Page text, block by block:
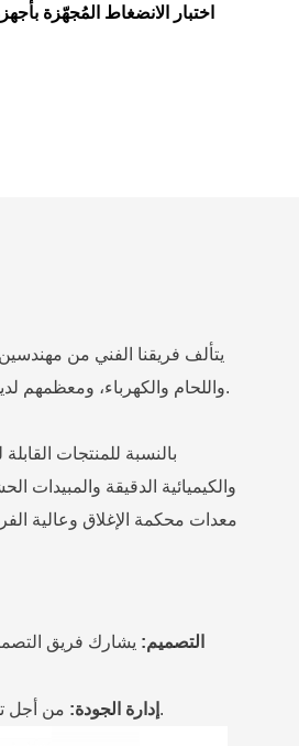
اختبار الانضغاط المُجهّزة
يتألف فريقنا الفني من
واللحام والكهرباء، ومعظمهم لديهم خبرة عملية وخبرة في المشاريع الهندسية لأكثر من عشر سنوات.
بالنسبة للمنتجات
والكيميائية الدقيقة والمبيدات
معدات محكمة الإغلاق وعالية
التصميم: يشارك فريق
إدارة الجودة: من أجل توفير بنية عالية الجودة، نحافظ على نظام إدارة جودة فعال.